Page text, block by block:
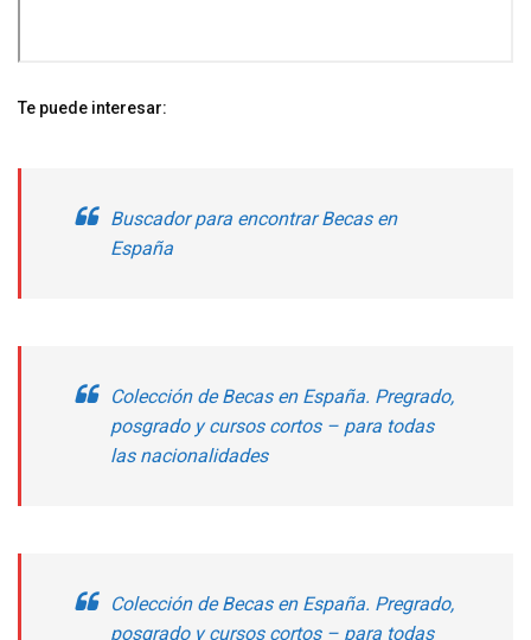
Te puede interesar:
Buscador para encontrar Becas en
España
Colección de Becas en España. Pregrado,
posgrado y cursos cortos – para todas
las nacionalidades
Colección de Becas en España. Pregrado,
posgrado y cursos cortos – para todas